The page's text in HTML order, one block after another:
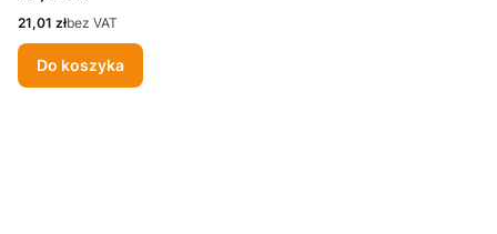
Cena
21,01 złbez VAT
Do koszyka